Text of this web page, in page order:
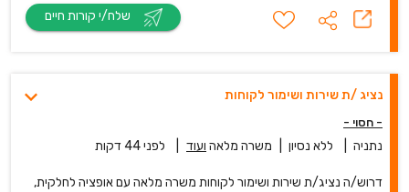
נציג /ת שירות ושימור לקוחות
- חסוי -
נתניה ללא נסיון משרה מלאה ועוד לפני 44 דקות
דרוש/ה נציג/ת שירות ושימור לקוחות משרה מלאה עם אופציה לחלקית,